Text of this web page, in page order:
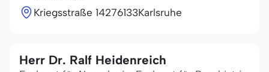
Kriegsstraße 14276133Karlsruhe
Herr Dr. Ralf Heidenreich